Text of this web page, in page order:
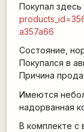
Покупал здесь
a357a66
Состояние,
Покупался в
Причина
Имеются
надорванная
В комплекте